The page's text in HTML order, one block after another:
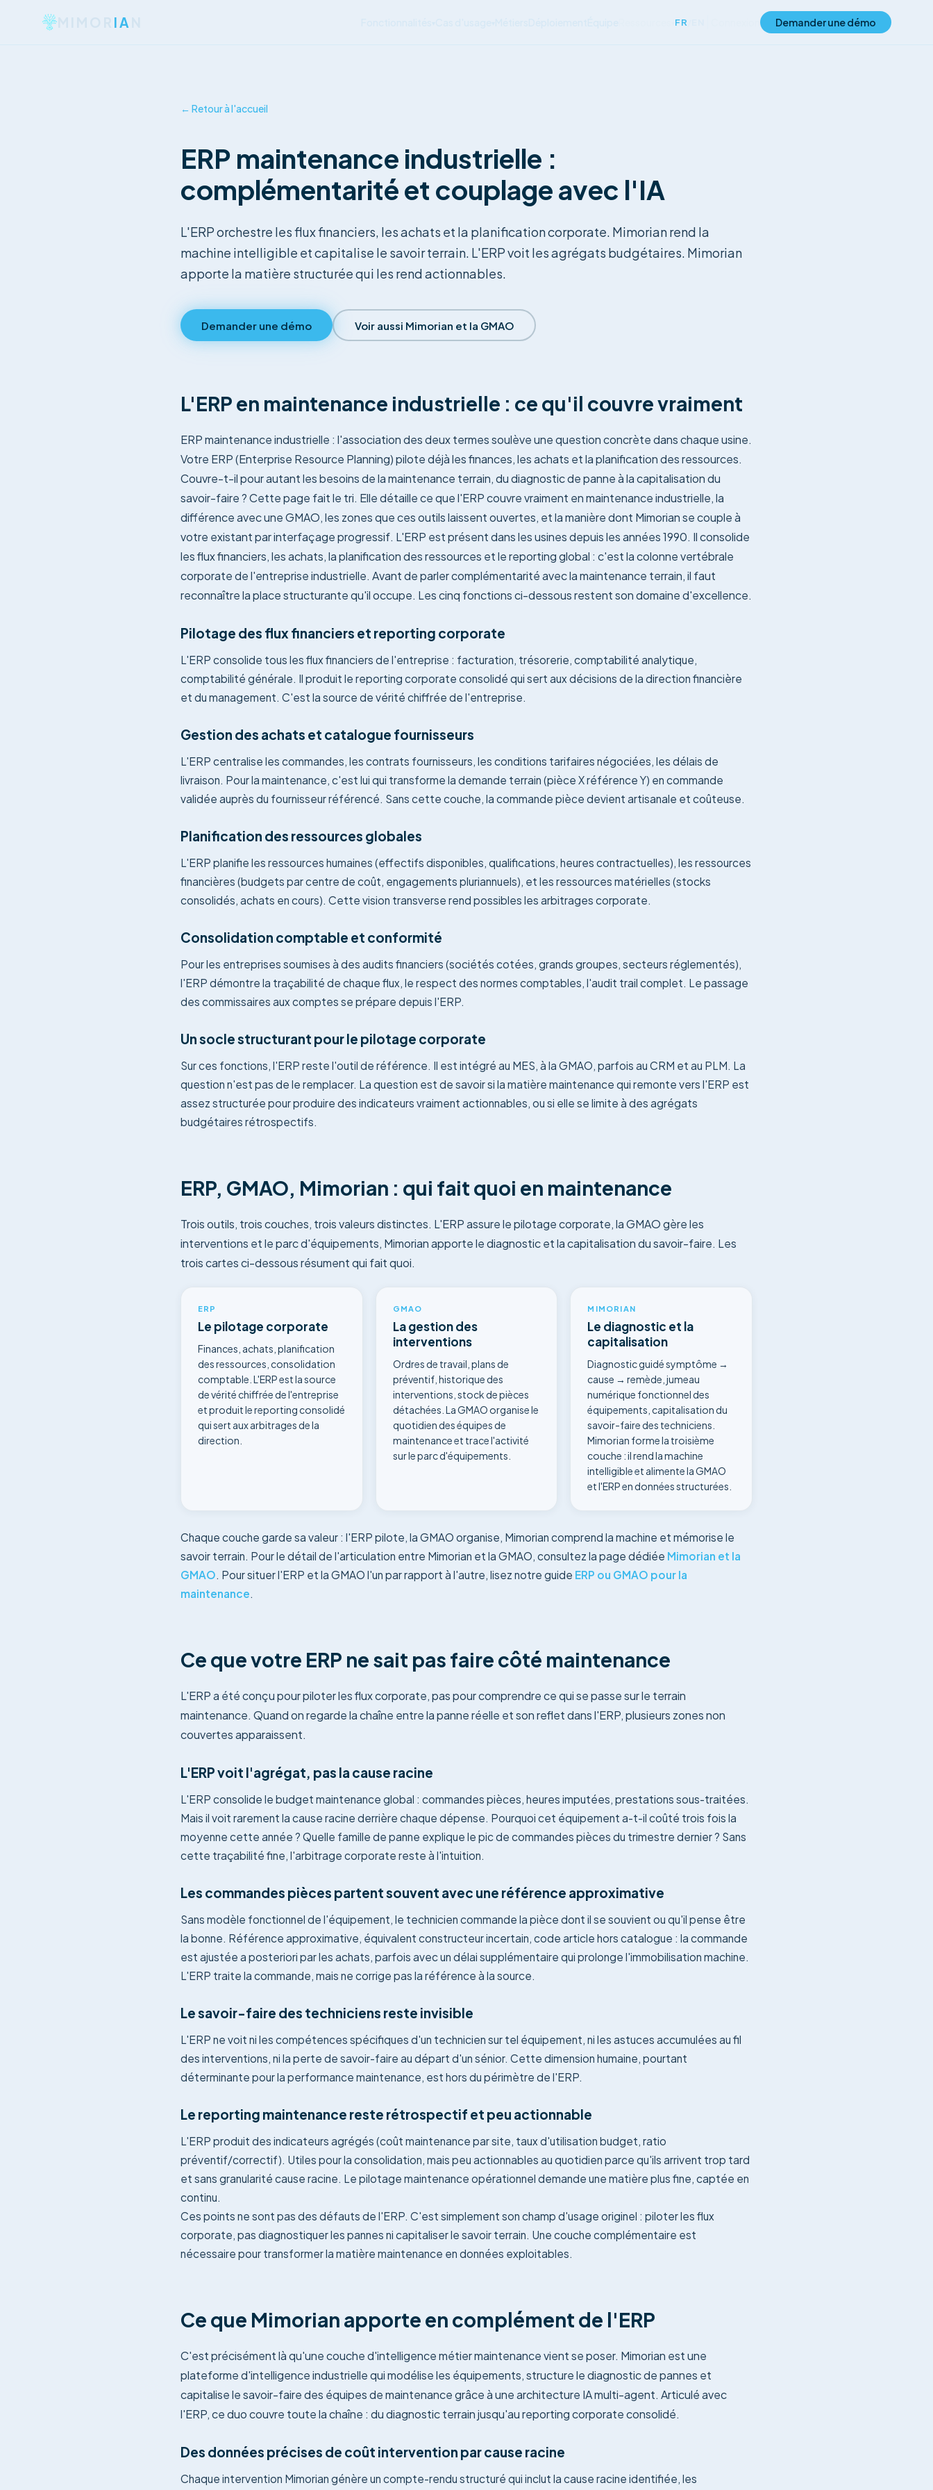
IA FR Demander une démo
← Retour à l'accueil
ERP maintenance industrielle :
complémentarité et couplage avec l'IA
L'ERP orchestre les flux financiers, les achats et la planification corporate. Mimorian rend la
machine intelligible et capitalise le savoir terrain. L'ERP voit les agrégats budgétaires. Mimorian
apporte la matière structurée qui les rend actionnables.
Demander une démo Voir aussi Mimorian et la GMAO
L'ERP en maintenance industrielle : ce qu'il couvre vraiment
ERP maintenance industrielle : l'association des deux termes soulève une question concrète dans chaque usine.
Votre ERP (Enterprise Resource Planning) pilote déjà les finances, les achats et la planification des ressources.
Couvre-t-il pour autant les besoins de la maintenance terrain, du diagnostic de panne à la capitalisation du
savoir-faire ? Cette page fait le tri. Elle détaille ce que l'ERP couvre vraiment en maintenance industrielle, la
différence avec une GMAO, les zones que ces outils laissent ouvertes, et la manière dont Mimorian se couple à
votre existant par interfaçage progressif. L'ERP est présent dans les usines depuis les années 1990. Il consolide
les flux financiers, les achats, la planification des ressources et le reporting global : c'est la colonne vertébrale
corporate de l'entreprise industrielle. Avant de parler complémentarité avec la maintenance terrain, il faut
reconnaître la place structurante qu'il occupe. Les cinq fonctions ci-dessous restent son domaine d'excellence.
Pilotage des flux financiers et reporting corporate
L'ERP consolide tous les flux financiers de l'entreprise : facturation, trésorerie, comptabilité analytique,
comptabilité générale. Il produit le reporting corporate consolidé qui sert aux décisions de la direction financière
et du management. C'est la source de vérité chiffrée de l'entreprise.
Gestion des achats et catalogue fournisseurs
L'ERP centralise les commandes, les contrats fournisseurs, les conditions tarifaires négociées, les délais de
livraison. Pour la maintenance, c'est lui qui transforme la demande terrain (pièce X référence Y) en commande
validée auprès du fournisseur référencé. Sans cette couche, la commande pièce devient artisanale et coûteuse.
Planification des ressources globales
L'ERP planifie les ressources humaines (effectifs disponibles, qualifications, heures contractuelles), les ressources
financières (budgets par centre de coût, engagements pluriannuels), et les ressources matérielles (stocks
consolidés, achats en cours). Cette vision transverse rend possibles les arbitrages corporate.
Consolidation comptable et conformité
Pour les entreprises soumises à des audits financiers (sociétés cotées, grands groupes, secteurs réglementés),
l'ERP démontre la traçabilité de chaque flux, le respect des normes comptables, l'audit trail complet. Le passage
des commissaires aux comptes se prépare depuis l'ERP.
Un socle structurant pour le pilotage corporate
Sur ces fonctions, l'ERP reste l'outil de référence. Il est intégré au MES, à la GMAO, parfois au CRM et au PLM. La
question n'est pas de le remplacer. La question est de savoir si la matière maintenance qui remonte vers l'ERP est
assez structurée pour produire des indicateurs vraiment actionnables, ou si elle se limite à des agrégats
budgétaires rétrospectifs.
ERP, GMAO, Mimorian : qui fait quoi en maintenance
Trois outils, trois couches, trois valeurs distinctes. L'ERP assure le pilotage corporate, la GMAO gère les
interventions et le parc d'équipements, Mimorian apporte le diagnostic et la capitalisation du savoir-faire. Les
trois cartes ci-dessous résument qui fait quoi.
ERP
Le pilotage corporate
Finances, achats, planification
des ressources, consolidation
comptable. L'ERP est la source
de vérité chiffrée de l'entreprise
et produit le reporting consolidé
qui sert aux arbitrages de la
direction.
GMAO
La gestion des
interventions
Ordres de travail, plans de
préventif, historique des
interventions, stock de pièces
détachées. La GMAO organise le
quotidien des équipes de
maintenance et trace l'activité
sur le parc d'équipements.
MIMORIAN
Le diagnostic et la
capitalisation
Diagnostic guidé symptôme →
cause → remède, jumeau
numérique fonctionnel des
équipements, capitalisation du
savoir-faire des techniciens.
Mimorian forme la troisième
couche : il rend la machine
intelligible et alimente la GMAO
et l'ERP en données structurées.
Chaque couche garde sa valeur : l'ERP pilote, la GMAO organise, Mimorian comprend la machine et mémorise le
savoir terrain. Pour le détail de l'articulation entre Mimorian et la GMAO, consultez la page dédiée Mimorian et la
GMAO. Pour situer l'ERP et la GMAO l'un par rapport à l'autre, lisez notre guide ERP ou GMAO pour la
maintenance.
Ce que votre ERP ne sait pas faire côté maintenance
L'ERP a été conçu pour piloter les flux corporate, pas pour comprendre ce qui se passe sur le terrain
maintenance. Quand on regarde la chaîne entre la panne réelle et son reflet dans l'ERP, plusieurs zones non
couvertes apparaissent.
L'ERP voit l'agrégat, pas la cause racine
L'ERP consolide le budget maintenance global : commandes pièces, heures imputées, prestations sous-traitées.
Mais il voit rarement la cause racine derrière chaque dépense. Pourquoi cet équipement a-t-il coûté trois fois la
moyenne cette année ? Quelle famille de panne explique le pic de commandes pièces du trimestre dernier ? Sans
cette traçabilité fine, l'arbitrage corporate reste à l'intuition.
Les commandes pièces partent souvent avec une référence approximative
Sans modèle fonctionnel de l'équipement, le technicien commande la pièce dont il se souvient ou qu'il pense être
la bonne. Référence approximative, équivalent constructeur incertain, code article hors catalogue : la commande
est ajustée a posteriori par les achats, parfois avec un délai supplémentaire qui prolonge l'immobilisation machine.
L'ERP traite la commande, mais ne corrige pas la référence à la source.
Le savoir-faire des techniciens reste invisible
L'ERP ne voit ni les compétences spécifiques d'un technicien sur tel équipement, ni les astuces accumulées au fil
des interventions, ni la perte de savoir-faire au départ d'un sénior. Cette dimension humaine, pourtant
déterminante pour la performance maintenance, est hors du périmètre de l'ERP.
Le reporting maintenance reste rétrospectif et peu actionnable
L'ERP produit des indicateurs agrégés (coût maintenance par site, taux d'utilisation budget, ratio
préventif/correctif). Utiles pour la consolidation, mais peu actionnables au quotidien parce qu'ils arrivent trop tard
et sans granularité cause racine. Le pilotage maintenance opérationnel demande une matière plus fine, captée en
continu.
Ces points ne sont pas des défauts de l'ERP. C'est simplement son champ d'usage originel : piloter les flux
corporate, pas diagnostiquer les pannes ni capitaliser le savoir terrain. Une couche complémentaire est
nécessaire pour transformer la matière maintenance en données exploitables.
Ce que Mimorian apporte en complément de l'ERP
C'est précisément là qu'une couche d'intelligence métier maintenance vient se poser. Mimorian est une
plateforme d'intelligence industrielle qui modélise les équipements, structure le diagnostic de pannes et
capitalise le savoir-faire des équipes de maintenance grâce à une architecture IA multi-agent. Articulé avec
l'ERP, ce duo couvre toute la chaîne : du diagnostic terrain jusqu'au reporting corporate consolidé.
Des données précises de coût intervention par cause racine
Chaque intervention Mimorian génère un compte-rendu structuré qui inclut la cause racine identifiée, les